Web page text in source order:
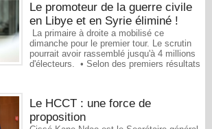
Le promoteur de la guerre civile
en Libye et en Syrie éliminé !
La primaire à droite a mobilisé ce
dimanche pour le premier tour. Le scrutin
pourrait avoir rassemblé jusqu'à 4 millions
d'électeurs. • Selon des premiers résultats
Le HCCT : une force de
proposition